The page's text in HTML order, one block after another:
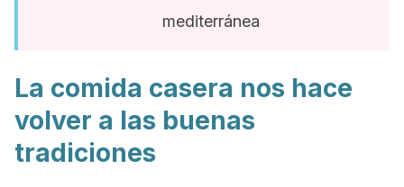
mediterránea
La comida casera nos hace
volver a las buenas
tradiciones